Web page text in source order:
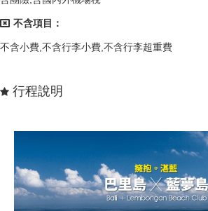
不含項目：
不含小費,不含行李小費,不含行李超重費
行程說明